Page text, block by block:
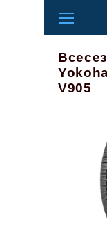
V905